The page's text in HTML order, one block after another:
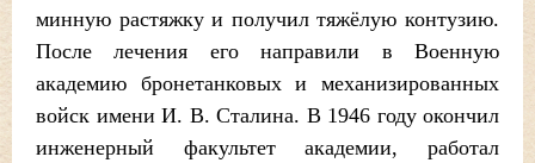
минную растяжку и получил тяжёлую контузию.
После лечения его направили в Военную
академию бронетанковых и механизированных
войск имени И. В. Сталина. В 1946 году окончил
инженерный факультет академии, работал